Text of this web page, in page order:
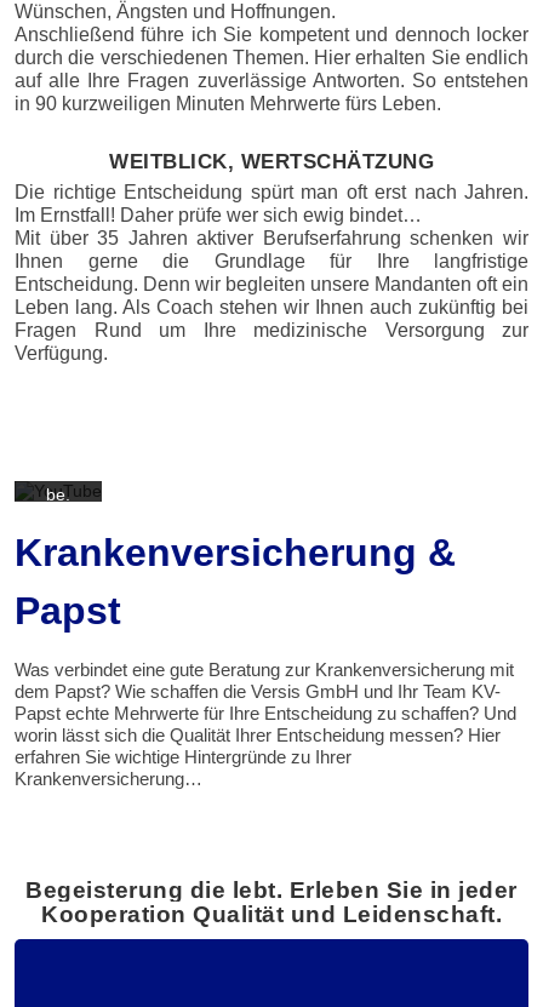
Wünschen, Ängsten und Hoffnungen.
Anschließend führe ich Sie kompetent und dennoch locker
durch die verschiedenen Themen. Hier erhalten Sie endlich
auf alle Ihre Fragen zuverlässige Antworten. So entstehen
in 90 kurzweiligen Minuten Mehrwerte fürs Leben.
WEITBLICK, WERTSCHÄTZUNG
Die richtige Entscheidung spürt man oft erst nach Jahren.
Im Ernstfall! Daher prüfe wer sich ewig bindet…
Mit über 35 Jahren aktiver Berufserfahrung schenken wir
Ihnen gerne die Grundlage für Ihre langfristige
Entscheidung. Denn wir begleiten unsere Mandanten oft ein
Leben lang. Als Coach stehen wir Ihnen auch zukünftig bei
Fragen Rund um Ihre medizinische Versorgung zur
Verfügung.
Mit
dem
Laden
des
Videos
akzept
ieren
be.
erfahr
en
laden
YouTub
e immer
entsper
ren
Krankenversicherung &
Papst
Was verbindet eine gute Beratung zur Krankenversicherung mit
dem Papst? Wie schaffen die Versis GmbH und Ihr Team KV-
Papst echte Mehrwerte für Ihre Entscheidung zu schaffen? Und
worin lässt sich die Qualität Ihrer Entscheidung messen? Hier
erfahren Sie wichtige Hintergründe zu Ihrer
Krankenversicherung…
Begeisterung die lebt. Erleben Sie in jeder
Kooperation Qualität und Leidenschaft.